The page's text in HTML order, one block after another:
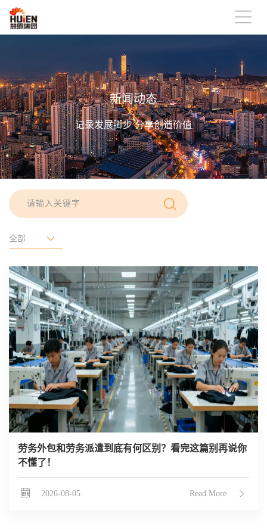
新闻动态
记录发展脚步 分享创造价值
全部
劳务外包和劳务派遣到底有何区别？看完这篇别再说你
不懂了！
2026-08-05 Read More